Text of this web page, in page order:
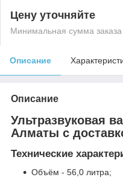
Цену уточняйте
Минимальная сумма
Описание
Описание
Ультразвуковая
Алматы с
Технические
Объём - 56,0 литра;